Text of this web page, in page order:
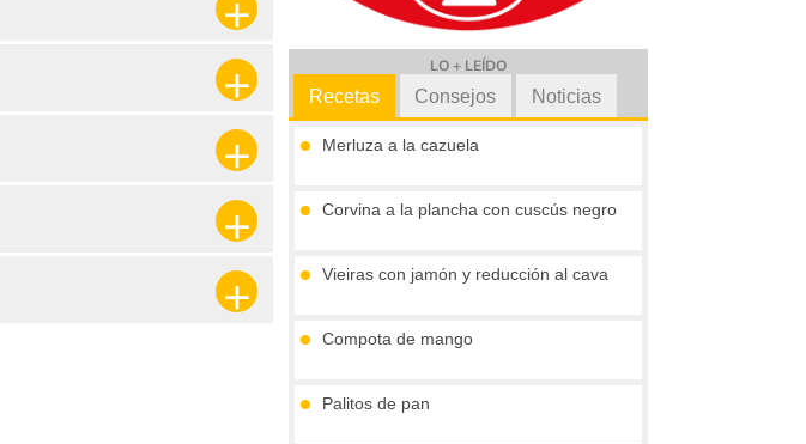
LO + LEÍDO
Recetas
Merluza a la cazuela
Corvina a la plancha con cuscús negro
Vieiras con jamón y reducción al cava
Compota de mango
Palitos de pan
Consejos Noticias